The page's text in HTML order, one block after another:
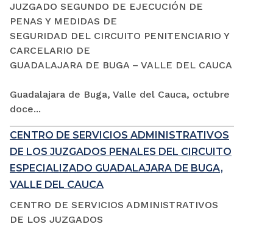
JUZGADO SEGUNDO DE EJECUCIÓN DE
PENAS Y MEDIDAS DE
SEGURIDAD DEL CIRCUITO PENITENCIARIO Y
CARCELARIO DE
GUADALAJARA DE BUGA – VALLE DEL CAUCA
Guadalajara de Buga, Valle del Cauca, octubre
doce...
CENTRO DE SERVICIOS ADMINISTRATIVOS
DE LOS JUZGADOS PENALES DEL CIRCUITO
ESPECIALIZADO GUADALAJARA DE BUGA,
VALLE DEL CAUCA
CENTRO DE SERVICIOS ADMINISTRATIVOS
DE LOS JUZGADOS